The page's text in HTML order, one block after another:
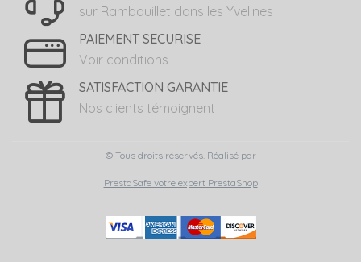
sur Rambouillet dans les Yvelines
PAIEMENT SECURISE
Voir conditions
SATISFACTION GARANTIE
Nos clients témoignent
© Tous droits réservés. Réalisé par
PrestaSafe votre expert PrestaShop